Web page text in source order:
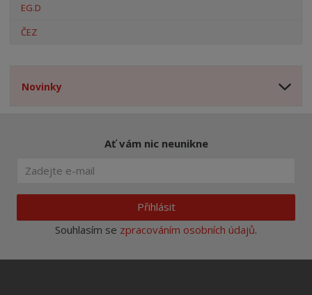
EG.D
ČEZ
Novinky
Ať vám nic neunikne
Přihlásit
Souhlasím se zpracováním osobních údajů.